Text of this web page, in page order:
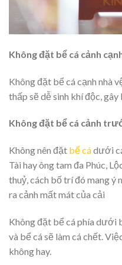
Khôngđặt bể cá cảnh
Không đặt bể cá cạnh nhà
thấp sẽ dễ sinh khí độc,
Khôngđặt bể cá cảnh
Không nên đặt bể cádưới
Tài hay ông tam đa Phúc,
thuỷ, cách bố trí đó mang ý
ra cảnh mất mát của cải
Không đặt bể cá phía dưới
và bể cá sẽ làm cá chết.
không hay.